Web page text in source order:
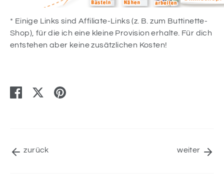
* Einige Links sind Affiliate-Links (z. B. zum Buttinette-
Shop), für die ich eine kleine Provision erhalte. Für dich
entstehen aber keine zusätzlichen Kosten!
Teilen TwitternPinnen
zurück weiter